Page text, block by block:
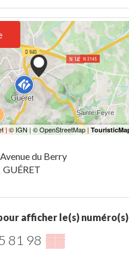
du Berry
GUÉRET
afficher le(s) numéro(s)
81 98 ▒▒